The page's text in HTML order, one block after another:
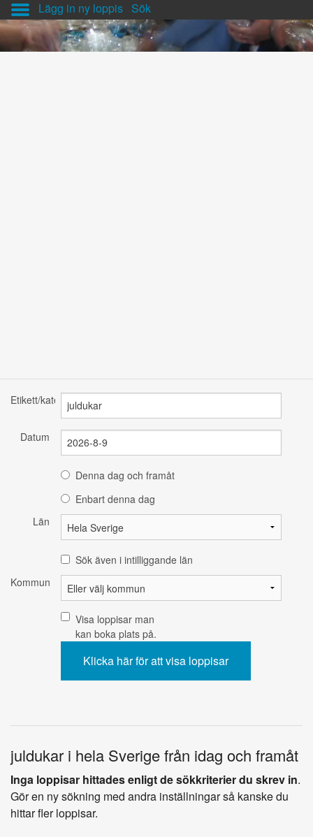
Lägg in ny loppis Sök
Etikett/kategori
Datum
Denna dag och framåt
Enbart denna dag
Län
Sök även i intilliggande län
Kommun
Visa loppisar man
kan boka plats på.
juldukar i hela Sverige från idag och framåt
Inga loppisar hittades enligt de sökkriterier du skrev in.
Gör en ny sökning med andra inställningar så kanske du
hittar fler loppisar.